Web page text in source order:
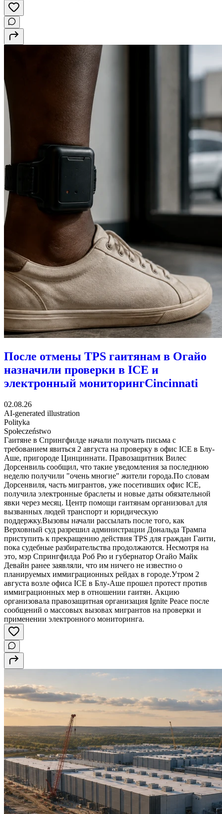
После отмены TPS гаитянам в Огайо
назначили проверки в ICE и
электронный мониторингCincinnati
02.08.26
AI-generated illustration
Polityka
Społeczeństwo
Гаитяне в Спрингфилде начали получать письма с
требованием явиться 2 августа на проверку в офис ICE в Блу-
Аше, пригороде Цинциннати. Правозащитник Вилес
Дорсенвиль сообщил, что такие уведомления за последнюю
неделю получили "очень многие" жители города.По словам
Дорсенвиля, часть мигрантов, уже посетивших офис ICE,
получила электронные браслеты и новые даты обязательной
явки через месяц. Центр помощи гаитянам организовал для
вызванных людей транспорт и юридическую
поддержку.Вызовы начали рассылать после того, как
Верховный суд разрешил администрации Дональда Трампа
приступить к прекращению действия TPS для граждан Гаити,
пока судебные разбирательства продолжаются. Несмотря на
это, мэр Спрингфилда Роб Рю и губернатор Огайо Майк
Девайн ранее заявляли, что им ничего не известно о
планируемых иммиграционных рейдах в городе.Утром 2
августа возле офиса ICE в Блу-Аше прошел протест против
иммиграционных мер в отношении гаитян. Акцию
организовала правозащитная организация Ignite Peace после
сообщений о массовых вызовах мигрантов на проверки и
применении электронного мониторинга.